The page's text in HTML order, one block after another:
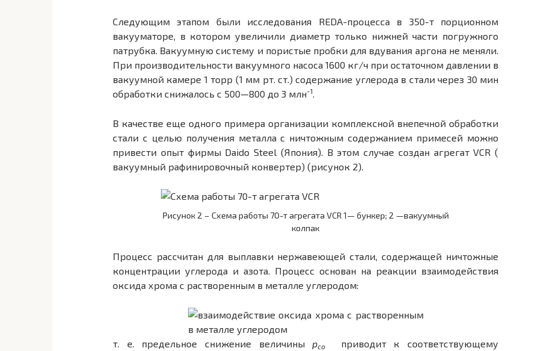
Следующим этапом были исследования RЕDА-процесса в 350-т порционном
вакууматоре, в котором увеличили диаметр только нижней части погружного
патрубка. Вакуумную систему и пористые пробки для вдувания аргона не меняли.
При производительности вакуумного насоса 1600 кг/ч при остаточном давлении в
вакуумной камере 1 торр (1 мм рт. ст.) содержание углерода в стали через 30 мин
обработки снижалось с 500—800 до 3 млн-1.
В качестве еще одного примера организации комплексной внепечной обработки
стали с целью получения металла с ничтожным содержанием примесей можно
привести опыт фирмы Daido Steel (Япония). В этом случае создан агрегат VСR (
вакуумный рафинировочный конвертер) (рисунок 2).
Рисунок 2 – Схема работы 70-т агрегата VCR 1— бункер; 2 —вакуумный
колпак
Процесс рассчитан для выплавки нержавеющей стали, содержащей ничтожные
концентрации углерода и азота. Процесс основан на реакции взаимодействия
оксида хрома с растворенным в металле углеродом:
т. е. предельное снижение величинырсо
приводит к соответствующему